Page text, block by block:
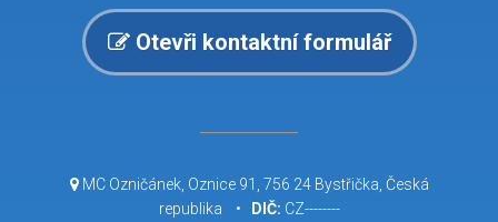
Otevři kontaktní formulář
MC Ozničánek, Oznice 91, 756 24 Bystřička, Česká
republika •
DIČ: CZ--------